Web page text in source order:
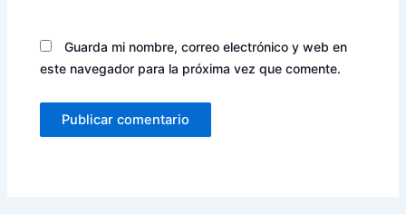
Guarda mi nombre, correo electrónico y web en
este navegador para la próxima vez que comente.